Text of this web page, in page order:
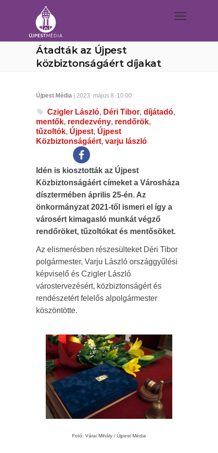
Átadták az Újpest
közbiztonságáért díjakat
Újpest Média | 2023. május 8. 10:00
Czigler László, Déri Tibor, díjátadó,
mentők, rendezvény, rendőrök,
tűzoltók, Újpest, Újpest
Közbiztonságáért, varju lászló
Idén is kiosztották az Újpest
Közbiztonságáért címeket a Városháza
dísztermében április 25-én. Az
önkormányzat 2021-től ismeri el így a
városért kimagasló munkát végző
rendőröket, tűzoltókat és mentősöket.
Az elismerésben részesülteket Déri Tibor
polgármester, Varju László országgyűlési
képviselő és Czigler László
várostervezésért, közbiztonságért és
rendészetért felelős alpolgármester
köszöntötte.
Fotó: Várai Mihály / Újpest Média